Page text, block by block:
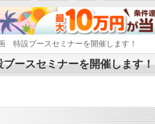
特設ブースセミナーを開催します！
ースセミナーを開催します！